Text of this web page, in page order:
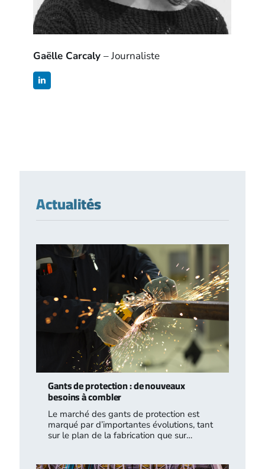
Gaëlle Carcaly– Journaliste
Actualités
Gants de protection : de nouveaux
besoins à combler
Le marché des gants de protection est
marqué par d’importantes évolutions, tant
sur le plan de la fabrication que sur…